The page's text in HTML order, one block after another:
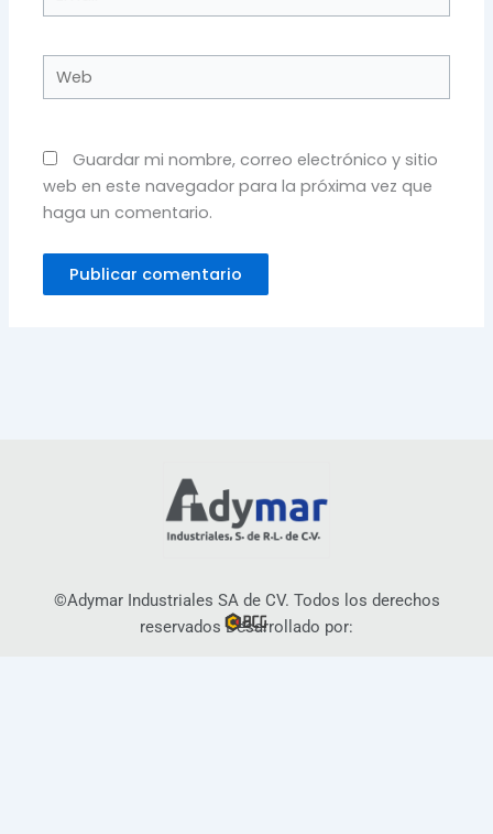
Web
Guardar mi nombre, correo electrónico y sitio
web en este navegador para la próxima vez que
haga un comentario.
©Adymar Industriales SA de CV. Todos los derechos
reservados Desarrollado por: